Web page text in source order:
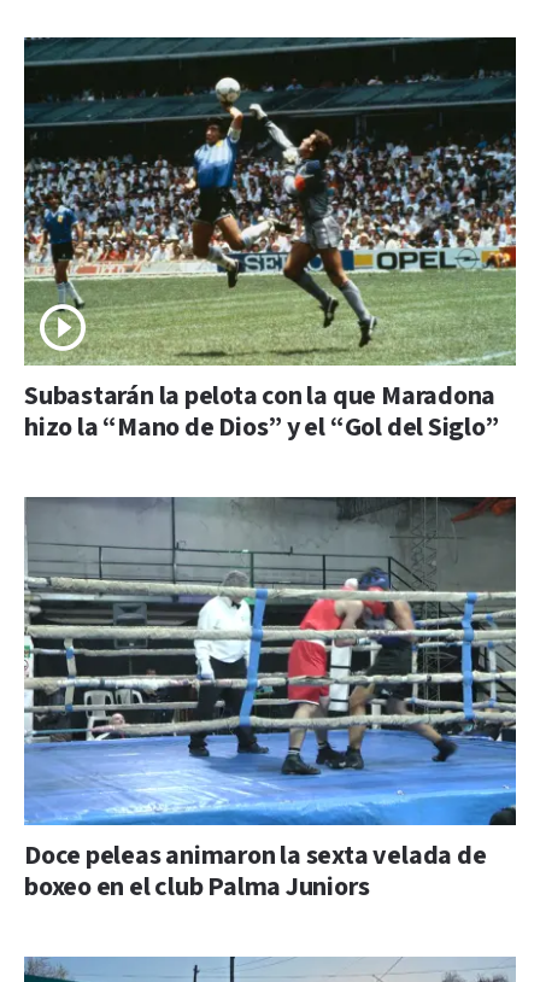
Subastarán la pelota con la que Maradona
hizo la “Mano de Dios” y el “Gol del Siglo”
Doce peleas animaron la sexta velada de
boxeo en el club Palma Juniors